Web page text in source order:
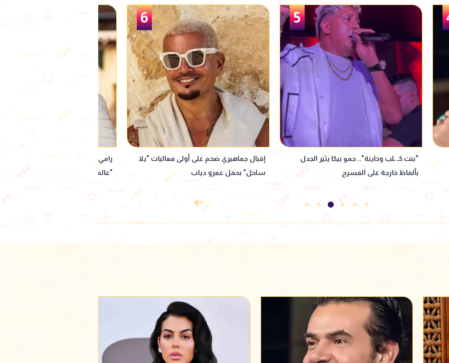
6
إقبال جماهيري ضخم على أولى فعاليات "يلا
ساحل" بحفل عمرو دياب
1
رامي وحيد لـ كرافان: مشاركتي في بطولة
"عالم كليرمونت" الأمريكي مختلفة وتم اختياري
ملك قورة تستعد للاحتفال
الساحل الشمالي